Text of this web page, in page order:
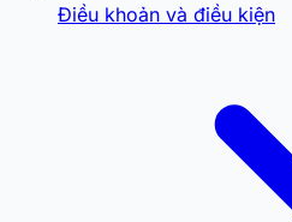
Điều khoản và điều kiện